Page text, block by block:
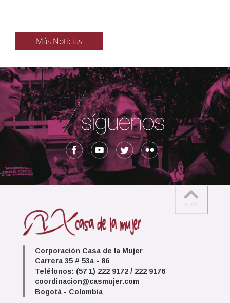
Más Noticias
Corporación Casa de la Mujer
Carrera 35 # 53a - 86
Teléfonos: (57 1) 222 9172 / 222 9176
coordinacion@casmujer.com
Bogotá - Colombia